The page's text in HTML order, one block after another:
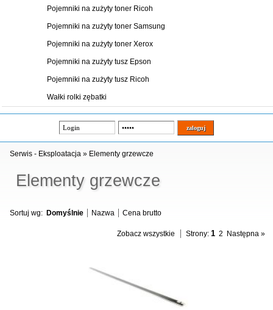
Pojemniki na zużyty toner Ricoh
Pojemniki na zużyty toner Samsung
Pojemniki na zużyty toner Xerox
Pojemniki na zużyty tusz Epson
Pojemniki na zużyty tusz Ricoh
Wałki rolki zębatki
Elementy grzewcze
Serwis - Eksploatacja » Elementy grzewcze
Sortuj wg: Domyślnie Nazwa Cena brutto
Zobacz wszystkie Strony: 1 2 Następna »